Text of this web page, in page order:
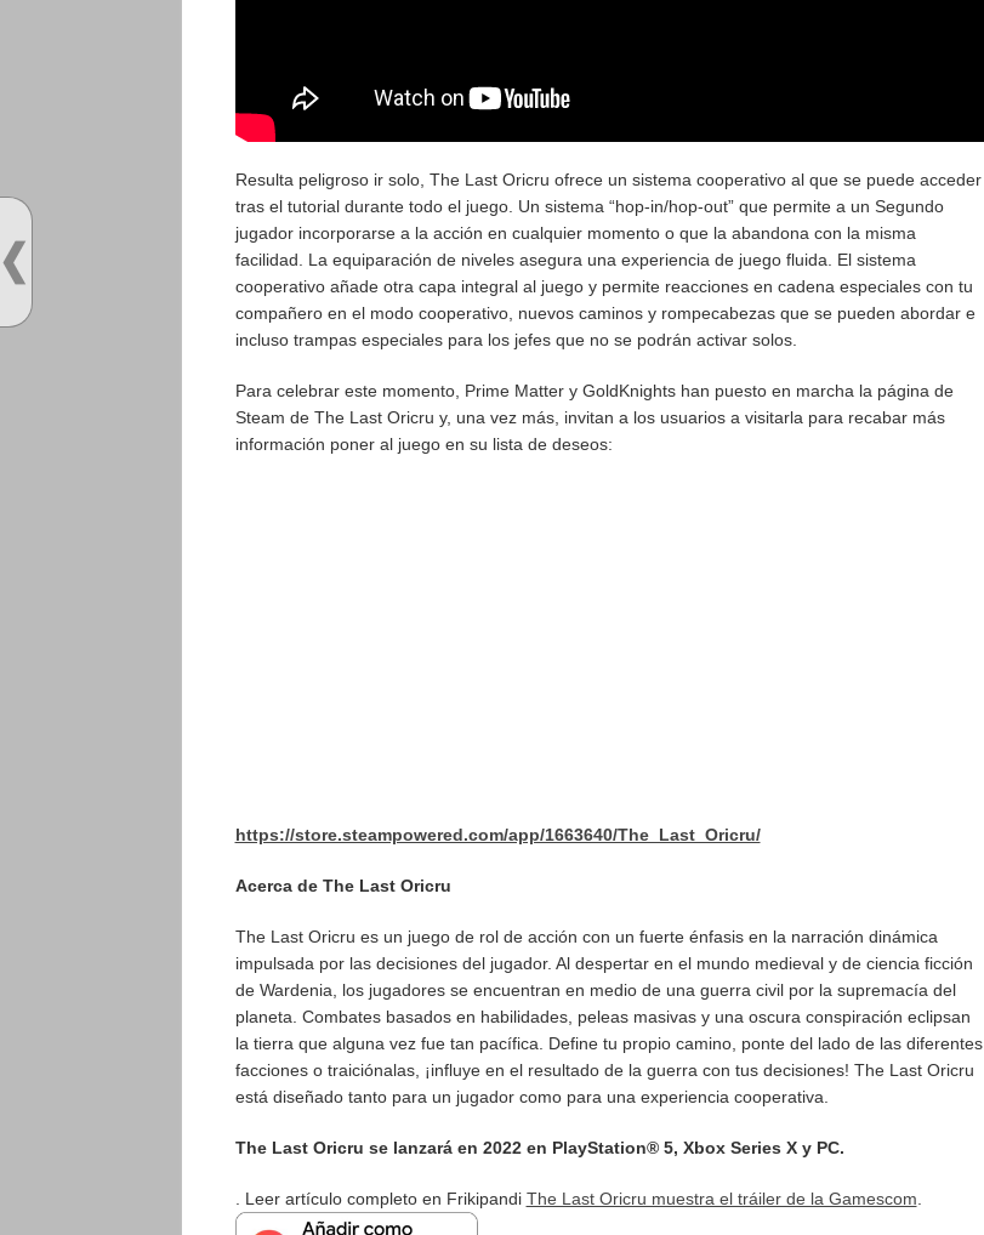
Resulta peligroso ir solo, The Last Oricru ofrece un sistema cooperativo al que se puede acceder
tras el tutorial durante todo el juego. Un sistema “hop-in/hop-out” que permite a un Segundo
jugador incorporarse a la acción en cualquier momento o que la abandona con la misma
facilidad. La equiparación de niveles asegura una experiencia de juego fluida. El sistema
cooperativo añade otra capa integral al juego y permite reacciones en cadena especiales con tu
compañero en el modo cooperativo, nuevos caminos y rompecabezas que se pueden abordar e
incluso trampas especiales para los jefes que no se podrán activar solos.
Para celebrar este momento, Prime Matter y GoldKnights han puesto en marcha la página de
Steam de The Last Oricru y, una vez más, invitan a los usuarios a visitarla para recabar más
información poner al juego en su lista de deseos:
https://store.steampowered.com/app/1663640/The_Last_Oricru/
Acerca de The Last Oricru
The Last Oricru es un juego de rol de acción con un fuerte énfasis en la narración dinámica
impulsada por las decisiones del jugador. Al despertar en el mundo medieval y de ciencia ficción
de Wardenia, los jugadores se encuentran en medio de una guerra civil por la supremacía del
planeta. Combates basados ​​en habilidades, peleas masivas y una oscura conspiración eclipsan
la tierra que alguna vez fue tan pacífica. Define tu propio camino, ponte del lado de las diferentes
facciones o traiciónalas, ¡influye en el resultado de la guerra con tus decisiones! The Last Oricru
está diseñado tanto para un jugador como para una experiencia cooperativa.
The Last Oricru se lanzará en 2022 en PlayStation® 5, Xbox Series X y PC.
. Leer artículo completo en Frikipandi The Last Oricru muestra el tráiler de la Gamescom